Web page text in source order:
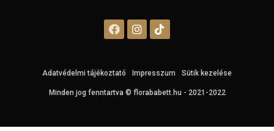
Adatvédelmi tájékoztató Impresszum Sütik kezelése
Minden jog fenntartva © florababett.hu - 2021-2022